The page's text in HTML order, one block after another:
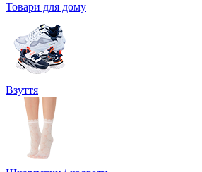
Товари для дому
Взуття